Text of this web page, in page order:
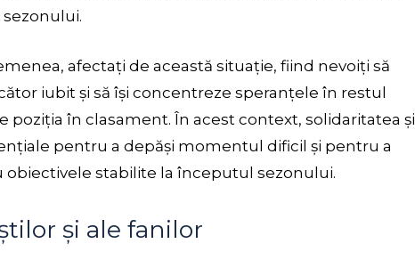
afectați de această situație, fiind nevoiți să
iubit și să își concentreze speranțele în restul
în clasament. În acest context, solidaritatea și
pentru a depăși momentul dificil și pentru a
stabilite la începutul sezonului.
și ale fanilor